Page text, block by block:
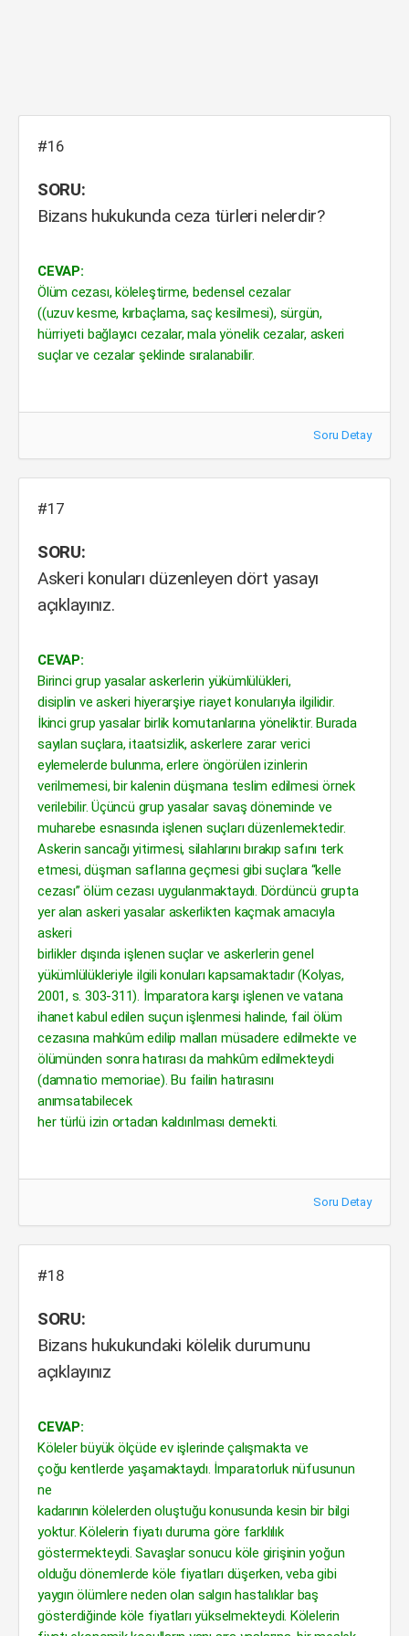
#16
SORU:
Bizans hukukunda ceza türleri nelerdir?
CEVAP:
Ölüm cezası, köleleştirme, bedensel cezalar
((uzuv kesme, kırbaçlama, saç kesilmesi), sürgün,
hürriyeti bağlayıcı cezalar, mala yönelik cezalar, askeri
suçlar ve cezalar şeklinde sıralanabilir.
Soru Detay
#17
SORU:
Askeri konuları düzenleyen dört yasayı
açıklayınız.
CEVAP:
Birinci grup yasalar askerlerin yükümlülükleri,
disiplin ve askeri hiyerarşiye riayet konularıyla ilgilidir.
İkinci grup yasalar birlik komutanlarına yöneliktir. Burada
sayılan suçlara, itaatsizlik, askerlere zarar verici
eylemelerde bulunma, erlere öngörülen izinlerin
verilmemesi, bir kalenin düşmana teslim edilmesi örnek
verilebilir. Üçüncü grup yasalar savaş döneminde ve
muharebe esnasında işlenen suçları düzenlemektedir.
Askerin sancağı yitirmesi, silahlarını bırakıp safını terk
etmesi, düşman saflarına geçmesi gibi suçlara “kelle
cezası” ölüm cezası uygulanmaktaydı. Dördüncü grupta
yer alan askeri yasalar askerlikten kaçmak amacıyla
askeri
birlikler dışında işlenen suçlar ve askerlerin genel
yükümlülükleriyle ilgili konuları kapsamaktadır (Kolyas,
2001, s. 303-311). İmparatora karşı işlenen ve vatana
ihanet kabul edilen suçun işlenmesi halinde, fail ölüm
cezasına mahkûm edilip malları müsadere edilmekte ve
ölümünden sonra hatırası da mahkûm edilmekteydi
(damnatio memoriae). Bu failin hatırasını
anımsatabilecek
her türlü izin ortadan kaldırılması demekti.
Soru Detay
#18
SORU:
Bizans hukukundaki kölelik durumunu
açıklayınız
CEVAP:
Köleler büyük ölçüde ev işlerinde çalışmakta ve
çoğu kentlerde yaşamaktaydı. İmparatorluk nüfusunun
ne
kadarının kölelerden oluştuğu konusunda kesin bir bilgi
yoktur. Kölelerin fiyatı duruma göre farklılık
göstermekteydi. Savaşlar sonucu köle girişinin yoğun
olduğu dönemlerde köle fiyatları düşerken, veba gibi
yaygın ölümlere neden olan salgın hastalıklar baş
gösterdiğinde köle fiyatları yükselmekteydi. Kölelerin